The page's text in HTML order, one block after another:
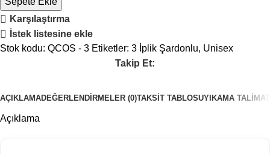
Karşılaştırma
İstek listesine ekle
Stok kodu: QCOS - 3 Etiketler: 3 İplik Şardonlu, Unisex
Takip Et:
AÇIKLAMADEĞERLENDIRMELER (0)TAKSIT TABLOSUYIKAMA
Açıklama